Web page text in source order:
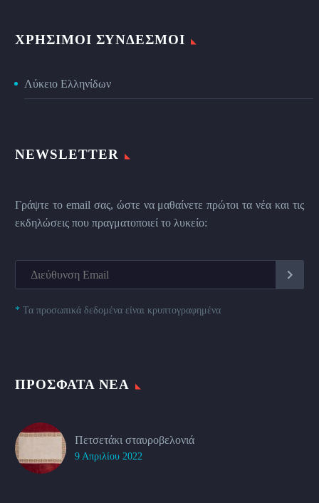
ΧΡΉΣΙΜΟΙ ΣΎΝΔΕΣΜΟΙ
Λύκειο Ελληνίδων
NEWSLETTER
Γράψτε το email σας, ώστε να μαθαίνετε πρώτοι τα νέα και τις
εκδηλώσεις που πραγματοποιεί το λυκείο:
* Τα προσωπικά δεδομένα είναι κρυπτογραφημένα
ΠΡΌΣΦΑΤΑ ΝΈΑ
Πετσετάκι σταυροβελονιά
9 Απριλίου 2022